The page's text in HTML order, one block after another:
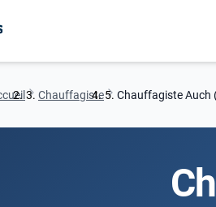
Chauffagiste Chauffagiste Auch